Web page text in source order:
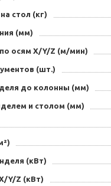
стол (кг)
(мм)
осям X/Y/Z (м/мин)
(шт.)
до колонны (мм)
и столом (мм)
(кВт)
Y/Z (кВт)